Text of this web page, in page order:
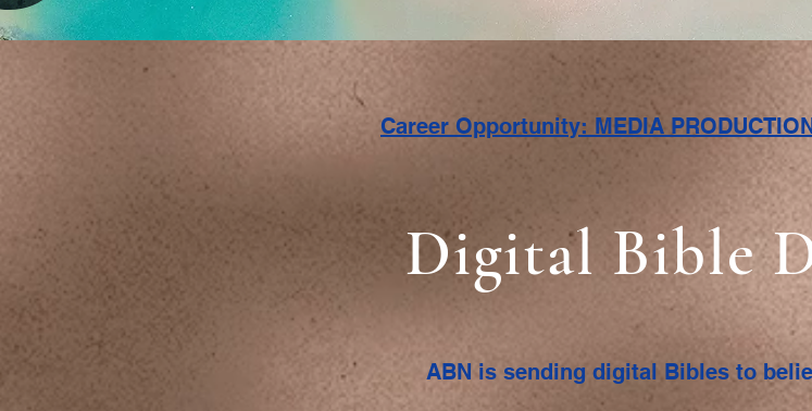
Career Opportunity: MEDIA
Digital Bible
ABN is sending digital Bibles to